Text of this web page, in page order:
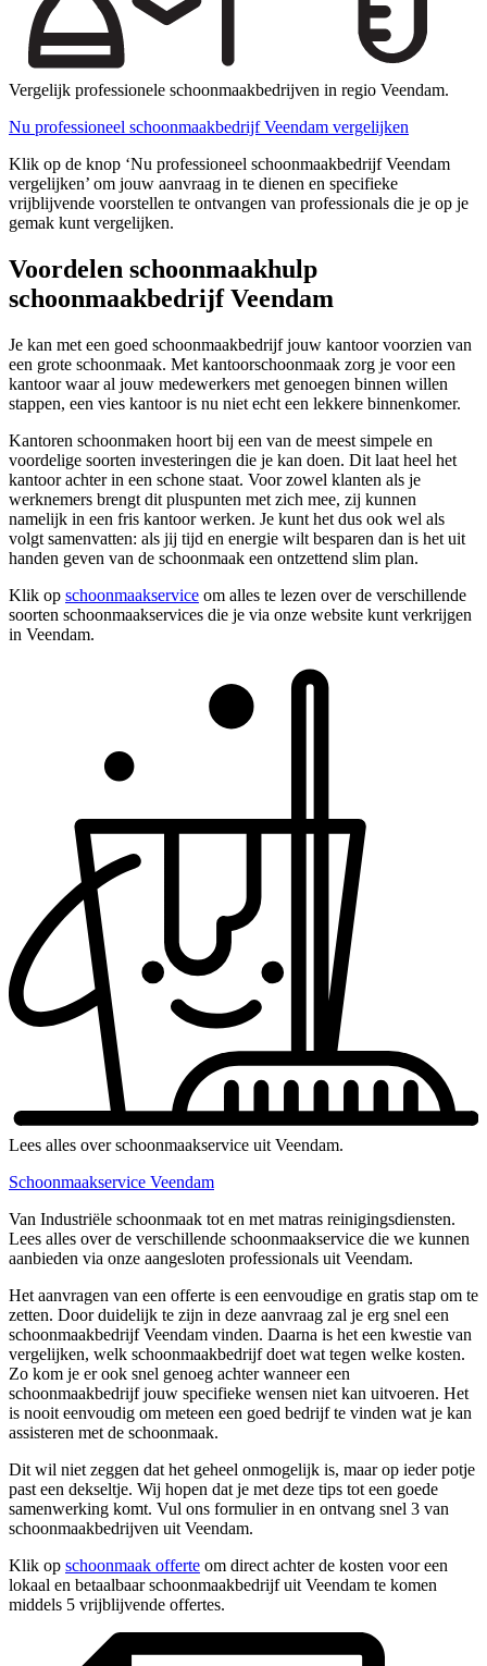
Vergelijk professionele schoonmaakbedrijven in regio Veendam.
Nu professioneel schoonmaakbedrijf Veendam vergelijken
Klik op de knop ‘Nu professioneel schoonmaakbedrijf Veendam
vergelijken’ om jouw aanvraag in te dienen en specifieke
vrijblijvende voorstellen te ontvangen van professionals die je op je
gemak kunt vergelijken.
Voordelen schoonmaakhulp
schoonmaakbedrijf Veendam
Je kan met een goed schoonmaakbedrijf jouw kantoor voorzien van
een grote schoonmaak. Met kantoorschoonmaak zorg je voor een
kantoor waar al jouw medewerkers met genoegen binnen willen
stappen, een vies kantoor is nu niet echt een lekkere binnenkomer.
Kantoren schoonmaken hoort bij een van de meest simpele en
voordelige soorten investeringen die je kan doen. Dit laat heel het
kantoor achter in een schone staat. Voor zowel klanten als je
werknemers brengt dit pluspunten met zich mee, zij kunnen
namelijk in een fris kantoor werken. Je kunt het dus ook wel als
volgt samenvatten: als jij tijd en energie wilt besparen dan is het uit
handen geven van de schoonmaak een ontzettend slim plan.
Klik op schoonmaakservice om alles te lezen over de verschillende
soorten schoonmaakservices die je via onze website kunt verkrijgen
in Veendam.
Lees alles over schoonmaakservice uit Veendam.
Schoonmaakservice Veendam
Van Industriële schoonmaak tot en met matras reinigingsdiensten.
Lees alles over de verschillende schoonmaakservice die we kunnen
aanbieden via onze aangesloten professionals uit Veendam.
Het aanvragen van een offerte is een eenvoudige en gratis stap om te
zetten. Door duidelijk te zijn in deze aanvraag zal je erg snel een
schoonmaakbedrijf Veendam vinden. Daarna is het een kwestie van
vergelijken, welk schoonmaakbedrijf doet wat tegen welke kosten.
Zo kom je er ook snel genoeg achter wanneer een
schoonmaakbedrijf jouw specifieke wensen niet kan uitvoeren. Het
is nooit eenvoudig om meteen een goed bedrijf te vinden wat je kan
assisteren met de schoonmaak.
Dit wil niet zeggen dat het geheel onmogelijk is, maar op ieder potje
past een dekseltje. Wij hopen dat je met deze tips tot een goede
samenwerking komt. Vul ons formulier in en ontvang snel 3 van
schoonmaakbedrijven uit Veendam.
Klik op schoonmaak offerte om direct achter de kosten voor een
lokaal en betaalbaar schoonmaakbedrijf uit Veendam te komen
middels 5 vrijblijvende offertes.